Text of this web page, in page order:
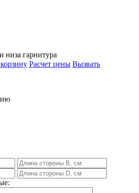
низа гарнитура
Расчет цены Вызвать